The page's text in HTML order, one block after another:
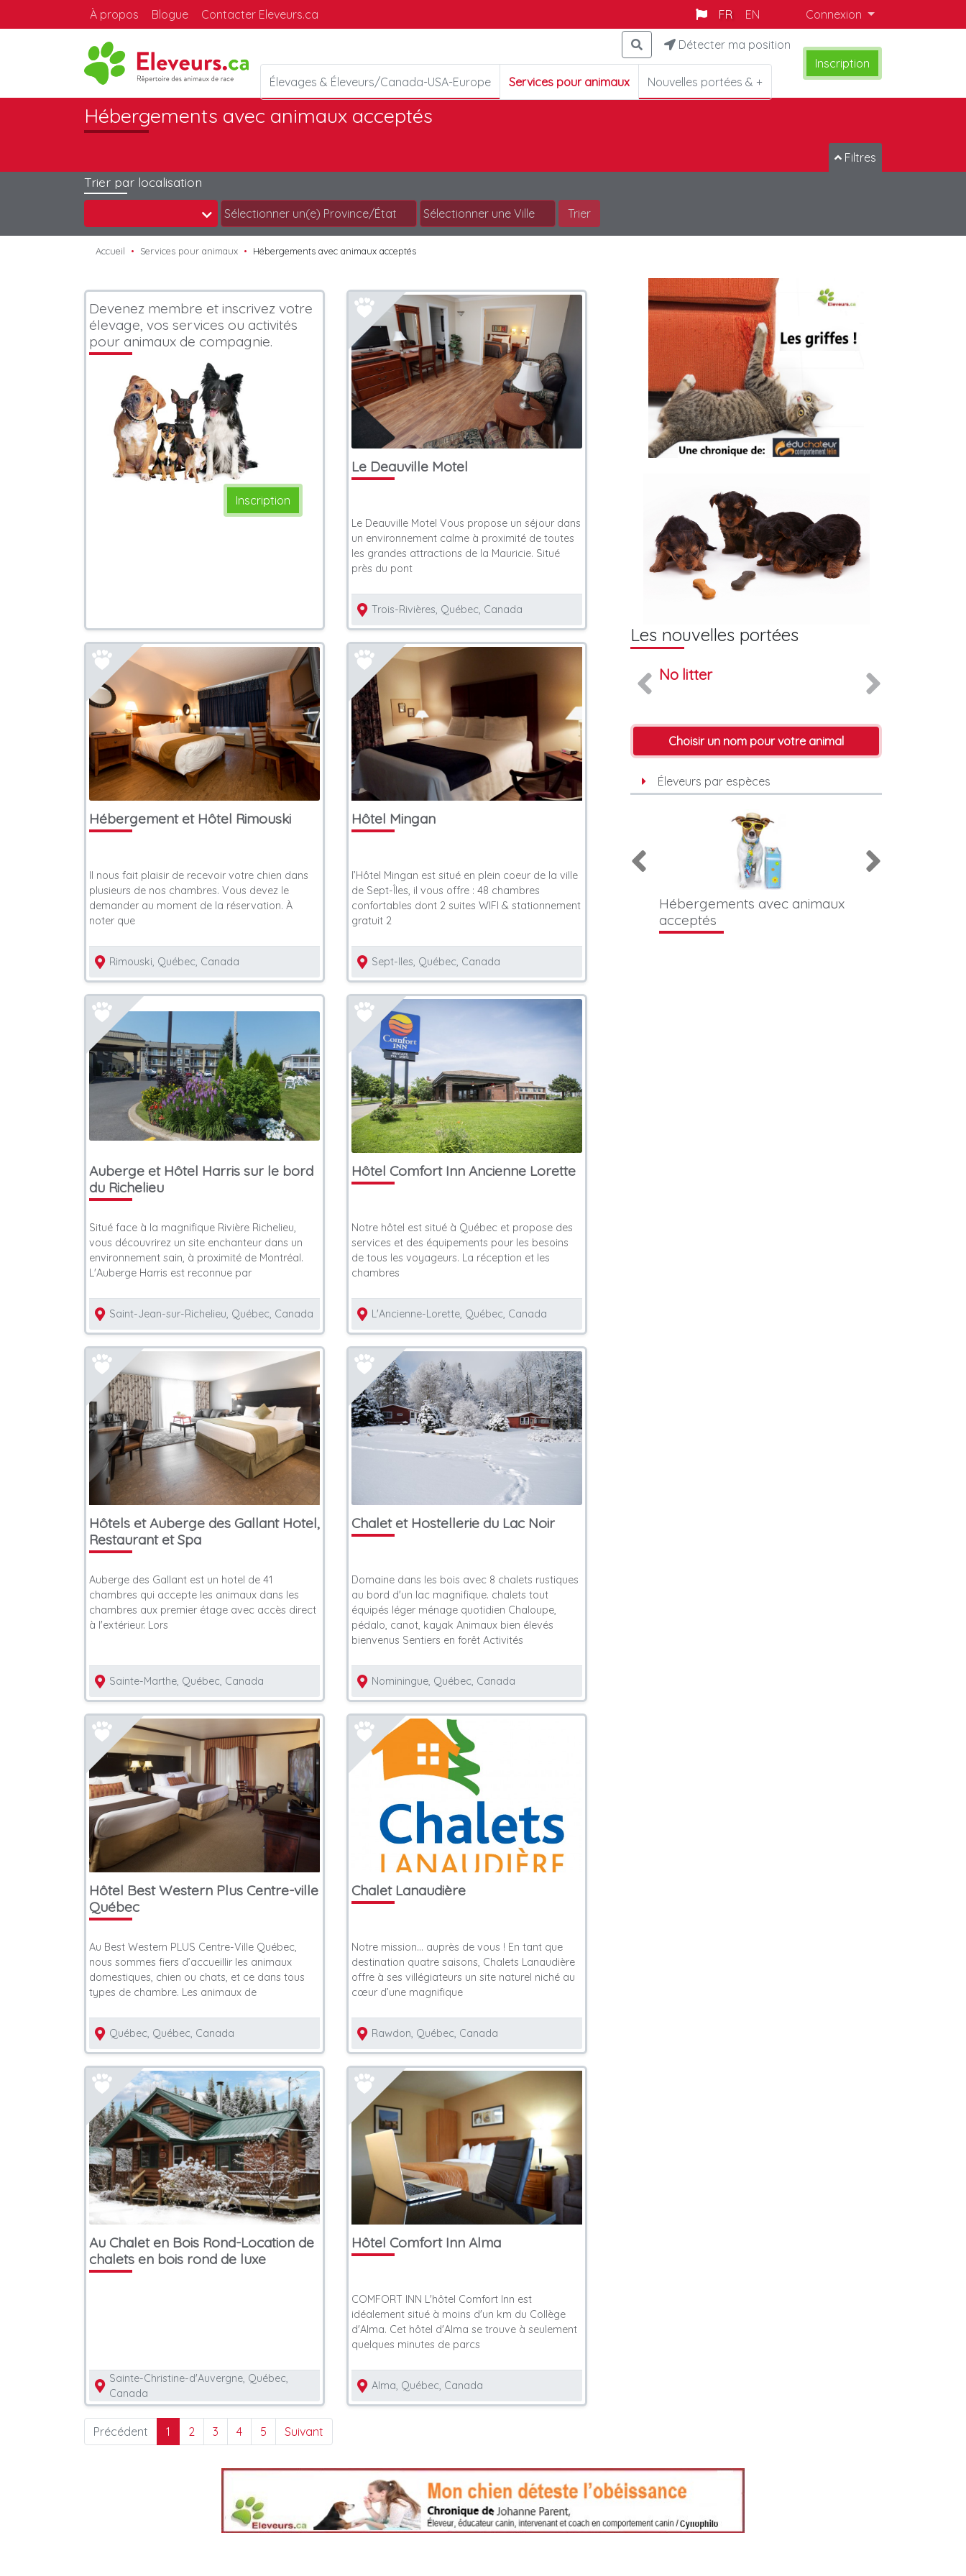
À propos Blogue Contacter Eleveurs.ca FR EN Connexion
Détecter ma position
Élevages & Éleveurs/Canada-USA-Europe Services pour animaux Nouvelles portées & +
Inscription
Hébergements avec animaux acceptés
Filtres
Trier par localisation
Trier
Accueil Services pour animaux Hébergements avec animaux acceptés
Devenez membre et inscrivez votre
élevage, vos services ou activités
pour animaux de compagnie.
Inscription
Le Deauville Motel
Le Deauville Motel Vous propose un séjour dans
un environnement calme à proximité de toutes
les grandes attractions de la Mauricie. Situé
près du pont
Trois-Rivières, Québec, Canada
Hébergement et Hôtel Rimouski
Il nous fait plaisir de recevoir votre chien dans
plusieurs de nos chambres. Vous devez le
demander au moment de la réservation. À
noter que
Rimouski, Québec, Canada
Hôtel Mingan
l’Hôtel Mingan est situé en plein coeur de la ville
de Sept-Îles, il vous offre : 48 chambres
confortables dont 2 suites WIFI & stationnement
gratuit 2
Sept-Iles, Québec, Canada
Auberge et Hôtel Harris sur le bord
du Richelieu
Situé face à la magnifique Rivière Richelieu,
vous découvrirez un site enchanteur dans un
environnement sain, à proximité de Montréal.
L'Auberge Harris est reconnue par
Saint-Jean-sur-Richelieu, Québec, Canada
Hôtel Comfort Inn Ancienne Lorette
Notre hôtel est situé à Québec et propose des
services et des équipements pour les besoins
de tous les voyageurs. La réception et les
chambres
L'Ancienne-Lorette, Québec, Canada
Hôtels et Auberge des Gallant Hotel,
Restaurant et Spa
Auberge des Gallant est un hotel de 41
chambres qui accepte les animaux dans les
chambres aux premier étage avec accès direct
à l'extérieur. Lors
Sainte-Marthe, Québec, Canada
Chalet et Hostellerie du Lac Noir
Domaine dans les bois avec 8 chalets rustiques
au bord d'un lac magnifique. chalets tout
équipés léger ménage quotidien Chaloupe,
pédalo, canot, kayak Animaux bien élevés
bienvenus Sentiers en forêt Activités
Nominingue, Québec, Canada
Hôtel Best Western Plus Centre-ville
Québec
Au Best Western PLUS Centre-Ville Québec,
nous sommes fiers d’accueillir les animaux
domestiques, chien ou chats, et ce dans tous
types de chambre. Les animaux de
Québec, Québec, Canada
Chalet Lanaudière
Notre mission… auprès de vous ! En tant que
destination quatre saisons, Chalets Lanaudière
offre à ses villégiateurs un site naturel niché au
cœur d’une magnifique
Rawdon, Québec, Canada
Au Chalet en Bois Rond-Location de
chalets en bois rond de luxe
Sainte-Christine-d'Auvergne, Québec,
Canada
Hôtel Comfort Inn Alma
COMFORT INN L'hôtel Comfort Inn est
idéalement situé à moins d'un km du Collège
d'Alma. Cet hôtel d'Alma se trouve à seulement
quelques minutes de parcs
Alma, Québec, Canada
Précédent 1 2 3 4 5 Suivant
Les nouvelles portées
No litter No litter
Choisir un nom pour votre animal
Éleveurs par espèces
toilettage et soins pour
animaux
Formations & Intervenants en
Vétérinaires
Hébergements avec animaux
acceptés